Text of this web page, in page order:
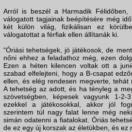
Arról is beszél a Harmadik
válogatott tagjainak beépítésére még
két külön világ, fizikálisan ez
válogatottat a férfiak ellen állítanák ki.
"Óriási tehetségek, jó játékosok, de
nőni ehhez a feladathoz még, ezen
Ezen a héten kilencen voltak ott a
szabad elfelejteni, hogy a B-csapat
ellen, és elég rendesen megverte, tehát
A tehetség az adott, és ha tényleg a
szövetségben, képesek vagyunk 1-2-
ezekkel a játékosokkal, akkor jól
szerintem túl nagy falat lenne még
simán odatenni a fiatalokat. Óriás
de ez egy új korszak az életükben, és ez